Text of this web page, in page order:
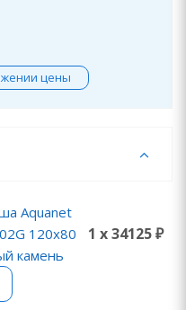
цены
Aquanet
120x80
камень
1 x 34125 ₽